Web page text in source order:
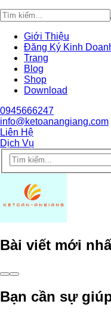
Giới Thiệu
Đăng Ký Kinh
Trang
Blog
Shop
Download
0945666247
info@ketoanangiang.com
Liên Hệ
Dịch Vụ
Bài viết mới
Bạn cần sự